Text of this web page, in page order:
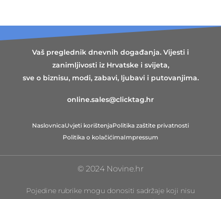
Vaš preglednik dnevnih događanja. Vijesti i
zanimljivosti iz Hrvatske i svijeta,
sve o biznisu, modi, zabavi, ljubavi i putovanjima.
online.sales@clicktag.hr
NaslovnicaUvjeti korištenjaPolitika zaštite privatnosti
Politika o kolačićimaImpressum
© 2024 Novine.hr
Pojedine rubrike mogu donositi sadržaje koji nisu